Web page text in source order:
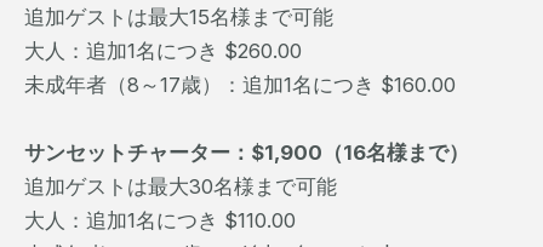
追加ゲストは最大15名様まで可能
大人：追加1名につき $260.00
未成年者（8～17歳）：追加1名につき $160.00
サンセットチャーター：$1,900（16名様まで）
追加ゲストは最大30名様まで可能
大人：追加1名につき $110.00